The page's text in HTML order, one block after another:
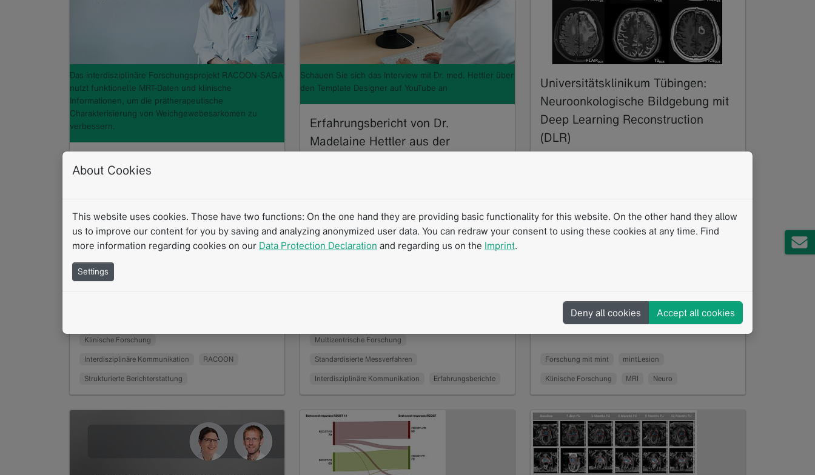
Das interdisziplinäre Forschungsprojekt RACOON-SAGA
nutzt funktionelle MRT-Daten und klinische
Informationen, um die prätherapeutische
Charakterisierung von Weichgewebesarkomen zu
verbessern.
Forschung für bessere
Therapieentscheidungen bei
Sarkomen
10.2025
Sarkome zählen zu den seltenen Tumoren
und stellen Medizin und Forschung vor
besondere Herausforderungen. Ihre
Heterogenität erschwert die präzise…
Klinische Forschung
Interdisziplinäre Kommunikation RACOON
Strukturierte Berichterstattung
Schauen Sie sich das Interview mit Dr. med. Hettler über
den Template Designer auf YouTube an
Erfahrungsbericht von Dr.
Madelaine Hettler aus der
09.2025
Strukturierte und gut organisierte Daten sind
ein wesentlicher Baustein für erfolgreiche
Forschung und klinische Projekte. Mit dem
Multizentrische Forschung
Standardisierte Messverfahren
Interdisziplinäre Kommunikation Erfahrungsberichte
Universitätsklinikum Tübingen:
Neuroonkologische Bildgebung mit
Deep Learning Reconstruction
(DLR)
das Potenzial von mittels Deep Learning
rekonstruierten (DLR) Bildern in der…
Read more
Forschung mit mint mintLesion
Klinische Forschung MRI Neuro
About Cookies
This website uses cookies. Those have two functions: On the one hand they are providing basic functionality for this website. On the other hand they allow
us to improve our content for you by saving and analyzing anonymized user data. You can redraw your consent to using these cookies at any time. Find
more information regarding cookies on our Data Protection Declaration and regarding us on the Imprint.
Settings
Deny all cookies Accept all cookies